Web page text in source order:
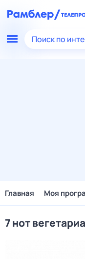
Поиск по
Главная Моя
7 нот